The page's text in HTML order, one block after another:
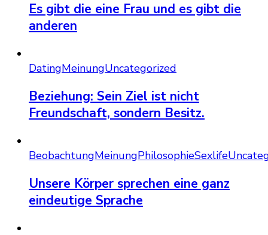
Es gibt die eine Frau und es gibt die
anderen
DatingMeinungUncategorized
Beziehung: Sein Ziel ist nicht
Freundschaft, sondern Besitz.
BeobachtungMeinungPhilosophieSexlife
Unsere Körper sprechen eine ganz
eindeutige Sprache